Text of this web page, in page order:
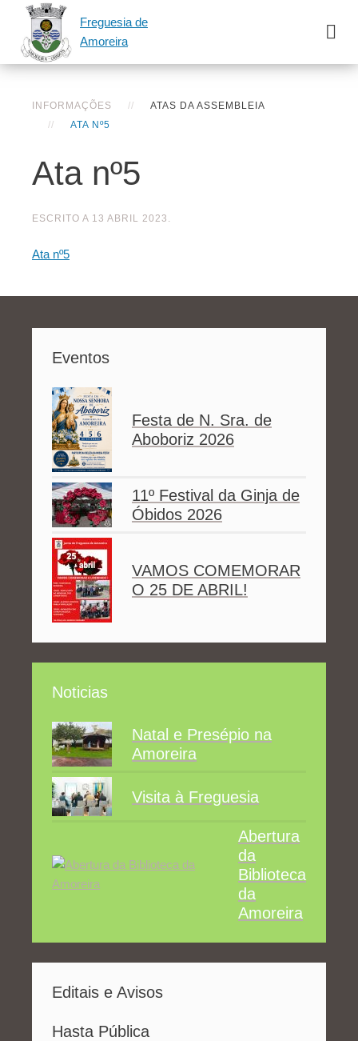
Freguesia de
Amoreira
INFORMAÇÕES
ATAS DA ASSEMBLEIA
ATA Nº5
Ata nº5
ESCRITO A 13 ABRIL 2023 .
Ata nº5
Eventos
Festa de N. Sra. de
Aboboriz 2026
11º Festival da Ginja de
Óbidos 2026
VAMOS COMEMORAR
O 25 DE ABRIL!
Noticias
Natal e Presépio na
Amoreira
Visita à Freguesia
Abertura
da
Biblioteca
da
Amoreira
Editais e Avisos
Hasta Pública